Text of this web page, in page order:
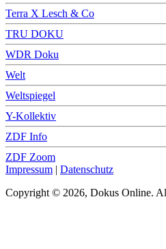
Terra X Lesch & Co
TRU DOKU
WDR Doku
Welt
Weltspiegel
Y-Kollektiv
ZDF Info
ZDF Zoom
Impressum | Datenschutz
Copyright © 2026, Dokus Online.